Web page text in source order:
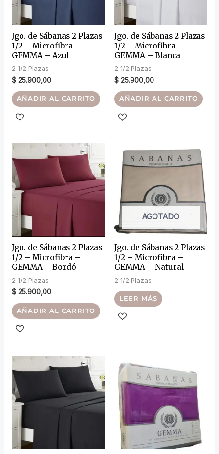
Jgo. de Sábanas 2 Plazas
1/2 – Microfibra –
GEMMA – Azul
2 1/2 Plazas
$25.900,00
AÑADIR AL CARRITO
Jgo. de Sábanas 2 Plazas
1/2 – Microfibra –
GEMMA – Blanca
2 1/2 Plazas
$ 25.900,00
AÑADIR AL CARRITO
Jgo. de Sábanas 2 Plazas
1/2 – Microfibra –
GEMMA – Bordó
2 1/2 Plazas
$25.900,00
AÑADIR AL CARRITO
AGOTADO
Jgo. de Sábanas 2 Plazas
1/2 – Microfibra –
GEMMA – Natural
2 1/2 Plazas
LEER MÁS